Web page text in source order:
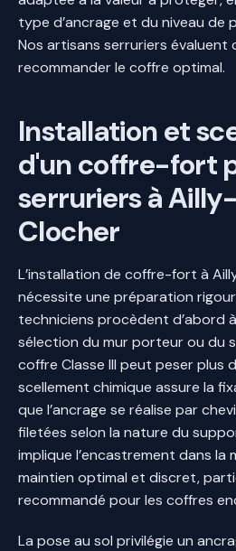
type d’ancrage et du niveau de
Nos artisans serruriers
recommander le coffre optimal.
Installation et
d'un coffre-fort
serruriers à
Clocher
L’installation de coffre-fort à
nécessite une préparation
techniciens procèdent d’abord
sélection du mur porteur ou du
coffre Classe III peut peser plus
scellement chimique assure la
que l’ancrage se réalise par
filetées selon la nature du
implique l’encastrement dans la
maintien optimal et discret,
recommandé pour les coffres
La pose au sol privilégie un